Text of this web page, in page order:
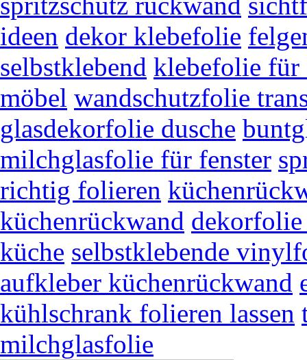
ideen dekor klebefolie
selbstklebend klebefolie für
möbel wandschutzfolie
glasdekorfolie dusche
milchglasfolie für fenster
richtig folieren
küchenrückwand
küche selbstklebende
aufkleber küchenrückwand
kühlschrank folieren lassen
milchglasfolie